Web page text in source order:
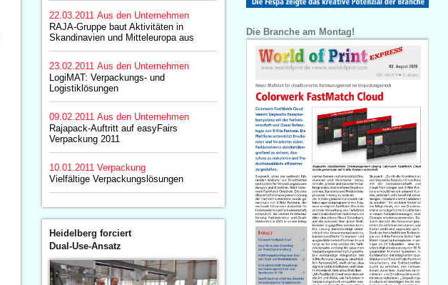
22.03.2011 Aus den Unternehmen
RAJA-Gruppe baut Aktivitäten in
Skandinavien und Mitteleuropa aus
23.02.2011 Aus den Unternehmen
LogiMAT: Verpackungs- und
Logistiklösungen
09.02.2011 Aus den Unternehmen
Rajapack-Auftritt auf easyFairs
Verpackung 2011
10.01.2011 Verpackung
Vielfältige Verpackungslösungen
Heidelberg forciert
Dual-Use-Ansatz
Die Branche am Montag!